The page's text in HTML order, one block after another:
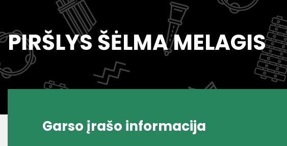
PIRŠLYS ŠĖLMA MELAGIS
Garso įrašo informacija